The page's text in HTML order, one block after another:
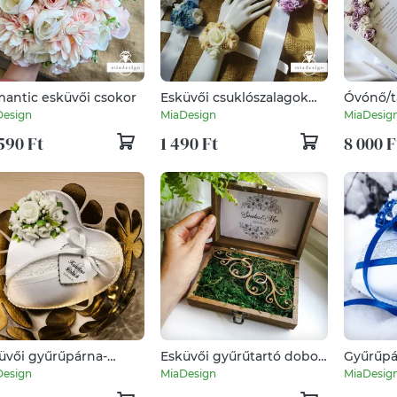
esküvői csokor
Ft
Esküvői csuklószalagok
sokféle színben
MiaDesign
1 490 Ft
Óvónő/
ajándék
8 000
gyűrűpárna-
- személyre
"Nimph"
Esküvői gyűrűtartó doboz
ezüst organza szalaggal
MiaDesign